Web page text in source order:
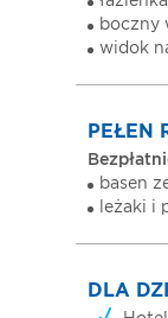
boczny
widok
PEŁEN
basen
leżaki i
DLA